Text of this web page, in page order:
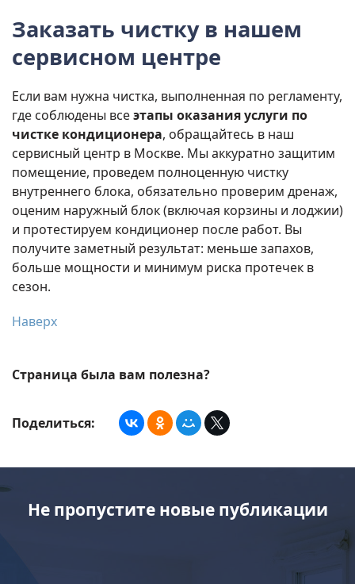
Заказать чистку в нашем
сервисном центре
Если вам нужна чистка, выполненная по регламенту,
где соблюдены всеэтапы оказания услуги по
чистке кондиционера, обращайтесь в наш
сервисный центр в Москве. Мы аккуратно защитим
помещение, проведем полноценную чистку
внутреннего блока, обязательно проверим дренаж,
оценим наружный блок (включая корзины и лоджии)
и протестируем кондиционер после работ. Вы
получите заметный результат: меньше запахов,
больше мощности и минимум риска протечек в
сезон.
Наверх
Страница была вам полезна?
Поделиться:
Не пропустите новые публикации